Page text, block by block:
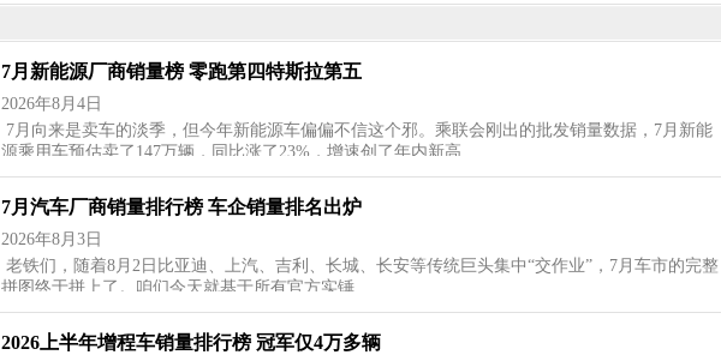
7月新能源厂商销量榜 零跑第四特斯拉第五
2026年8月4日
7月向来是卖车的淡季，但今年新能源车偏偏不信这个邪。乘联会刚出的批发销量数据，7月新能
源乘用车预估卖了147万辆，同比涨了23%，增速创了年内新高…
7月汽车厂商销量排行榜 车企销量排名出炉
2026年8月3日
老铁们，随着8月2日比亚迪、上汽、吉利、长城、长安等传统巨头集中“交作业”，7月车市的完整
拼图终于拼上了。咱们今天就基于所有官方实锤…
2026上半年增程车销量排行榜 冠军仅4万多辆